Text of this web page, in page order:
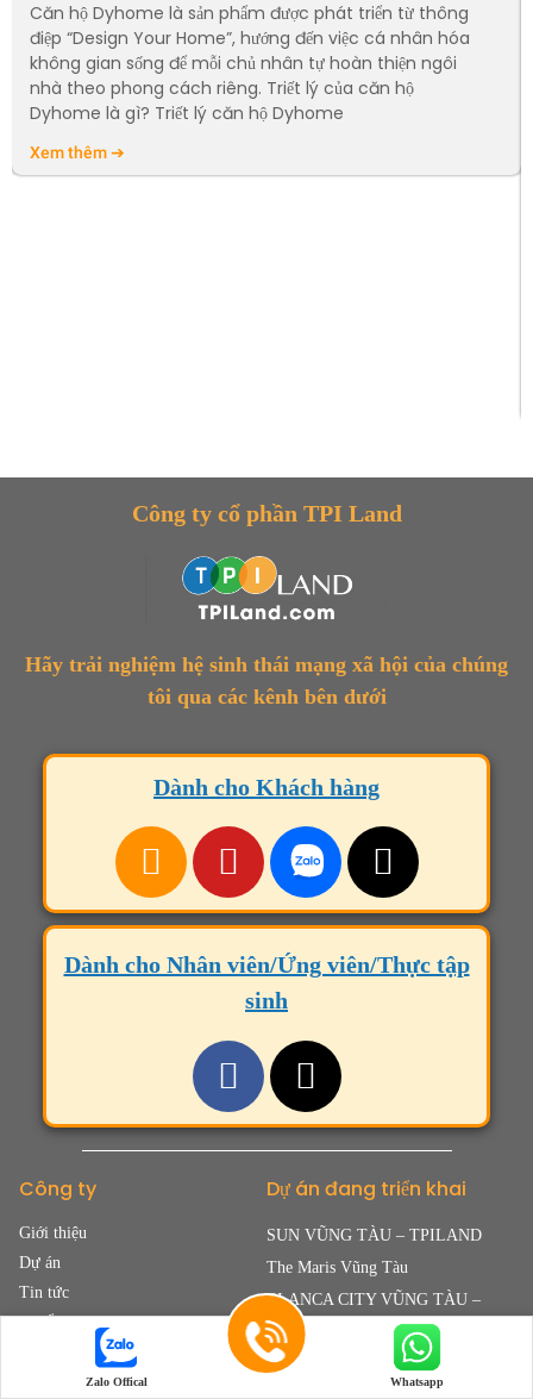
Căn hộ Dyhome là sản phẩm được phát triển từ thông
điệp “Design Your Home”, hướng đến việc cá nhân hóa
không gian sống để mỗi chủ nhân tự hoàn thiện ngôi
nhà theo phong cách riêng. Triết lý của căn hộ
Dyhome là gì? Triết lý căn hộ Dyhome
Xem thêm ➔
Công ty cổ phần TPI Land
Hãy trải nghiệm hệ sinh thái mạng xã hội của chúng
tôi qua các kênh bên dưới
Dành cho Khách hàng
Dành cho Nhân viên/Ứng viên/Thực tập
sinh
Công ty
Giới thiệu
Dự án
Tin tức
Tuyển dụng
Dự án đang triển khai
SUN VŨNG TÀU – TPILAND
The Maris Vũng Tàu
BLANCA CITY VŨNG TÀU –
TPILAND
Casa Villa Townhouse – Blanca City
Zalo Offical Whatsapp